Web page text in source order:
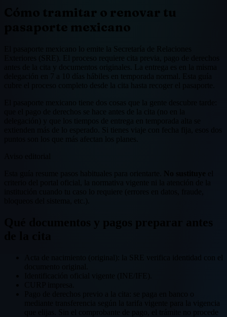
Cómo tramitar o renovar tu
pasaporte mexicano
El pasaporte mexicano lo emite la Secretaría de Relaciones
Exteriores (SRE). El proceso requiere cita previa, pago de derechos
antes de la cita y documentos originales. La entrega es en la misma
delegación en 7 a 10 días hábiles en temporada normal. Esta guía
cubre el proceso completo desde la cita hasta recoger el pasaporte.
El pasaporte mexicano tiene dos cosas que la gente descubre tarde:
que el pago de derechos se hace antes de la cita (no en la
delegación) y que los tiempos de entrega en temporada alta se
extienden más de lo esperado. Si tienes viaje con fecha fija, esos dos
puntos son los que más afectan los planes.
Esta guía resume pasos habituales para orientarte.
Qué documentos y pagos preparar antes
Acta de nacimiento (original): la SRE verifica identidad con el
Pago de derechos previo a la cita: se paga en banco o
mediante transferencia según la tarifa vigente para la vigencia
que elijas. Sin el comprobante de pago, el trámite no procede